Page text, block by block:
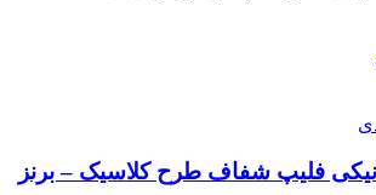
فلیپ شفاف طرح کلاسیک – برنز